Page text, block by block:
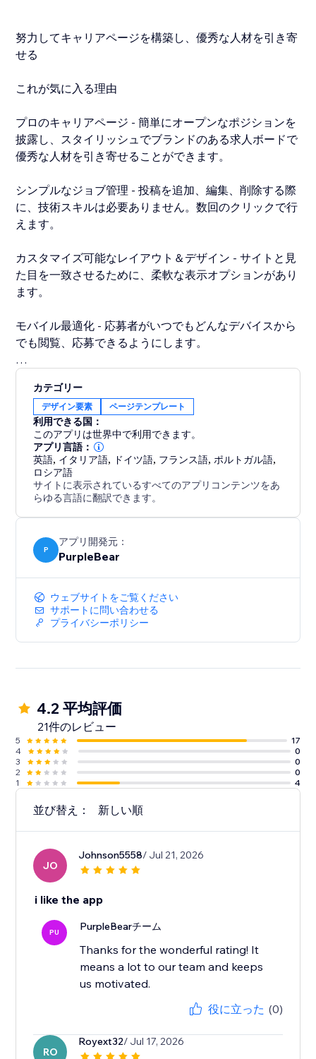
努力してキャリアページを構築し、優秀な人材を引き寄
せる
これが気に入る理由
プロのキャリアページ - 簡単にオープンなポジションを
披露し、スタイリッシュでブランドのある求人ボードで
優秀な人材を引き寄せることができます。
シンプルなジョブ管理 - 投稿を追加、編集、削除する際
に、技術スキルは必要ありません。数回のクリックで行
えます。
カスタマイズ可能なレイアウト＆デザイン - サイトと見
た目を一致させるために、柔軟な表示オプションがあり
ます。
モバイル最適化 - 応募者がいつでもどんなデバイスから
でも閲覧、応募できるようにします。
Posting Careers Pageを使用して簡単に求人リストを投
稿しましょう。中小企業や成長中のスタートアップであ
っても、このアプリは採用プロセスを効率化し、迅速に
優秀な人材とつながるのを助けます。
効率的に資格のある候補者を引き寄せたい雇用主とリク
ルーターに最適です。今すぐインストールして、今日か
らキャリアページを構築し始めましょう。
カテゴリー
デザイン要素 ページテンプレート
利用できる国：
このアプリは世界中で利用できます。
アプリ言語：
英語, イタリア語, ドイツ語, フランス語, ポルトガル語,
ロシア語
サイトに表示されているすべてのアプリコンテンツをあ
らゆる言語に翻訳できます。
P
アプリ開発元：
PurpleBear
ウェブサイトをご覧ください
サポートに問い合わせる
プライバシーポリシー
4.2 平均評価
21件のレビュー
5
17
4
0
3
0
2
0
1
4
並び替え： 新しい順
JO
Johnson5558/ Jul 21, 2026
i like the app
PU PurpleBearチーム
Thanks for the wonderful rating! It
means a lot to our team and keeps
us motivated.
役に立った (0)
RO
Royext32/ Jul 17, 2026